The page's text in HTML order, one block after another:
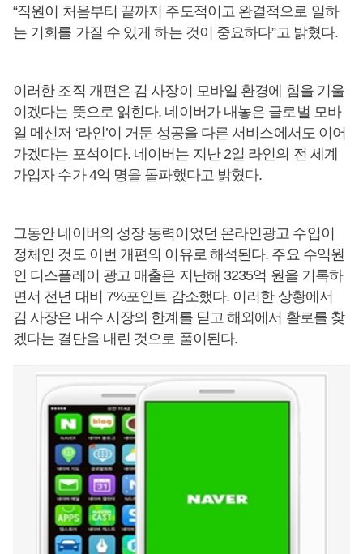
“직원이 처음부터 끝까지 주도적이고 완결적으로 일하
는 기회를 가질 수 있게 하는 것이 중요하다”고 밝혔다.
이러한 조직 개편은 김 사장이 모바일 환경에 힘을 기울
이겠다는 뜻으로 읽힌다. 네이버가 내놓은 글로벌 모바
일 메신저 ‘라인’이 거둔 성공을 다른 서비스에서도 이어
가겠다는 포석이다. 네이버는 지난 2일 라인의 전 세계
가입자 수가 4억 명을 돌파했다고 밝혔다.
그동안 네이버의 성장 동력이었던 온라인광고 수입이
정체인 것도 이번 개편의 이유로 해석된다. 주요 수익원
인 디스플레이 광고 매출은 지난해 3235억 원을 기록하
면서 전년 대비 7%포인트 감소했다. 이러한 상황에서
김 사장은 내수 시장의 한계를 딛고 해외에서 활로를 찾
겠다는 결단을 내린 것으로 풀이된다.